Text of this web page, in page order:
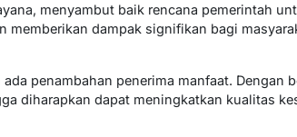
menyambut baik rencana pemerintah
memberikan dampak signifikan bagi
penambahan penerima manfaat. Dengan
diharapkan dapat meningkatkan kualitas